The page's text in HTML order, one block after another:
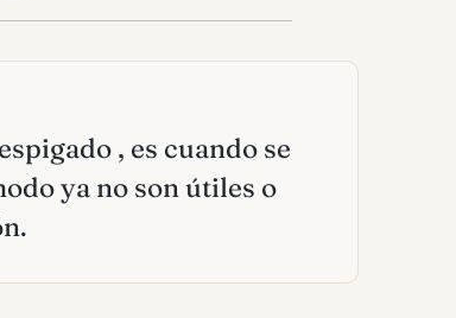
, es cuando se
ya no son útiles o